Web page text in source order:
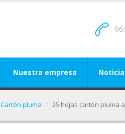
Nuestra empresa
Cartón pluma 25 hojas cartón pluma